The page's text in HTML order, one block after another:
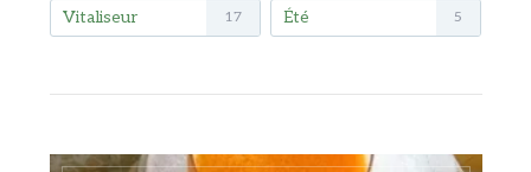
Vitaliseur 17 Été 5